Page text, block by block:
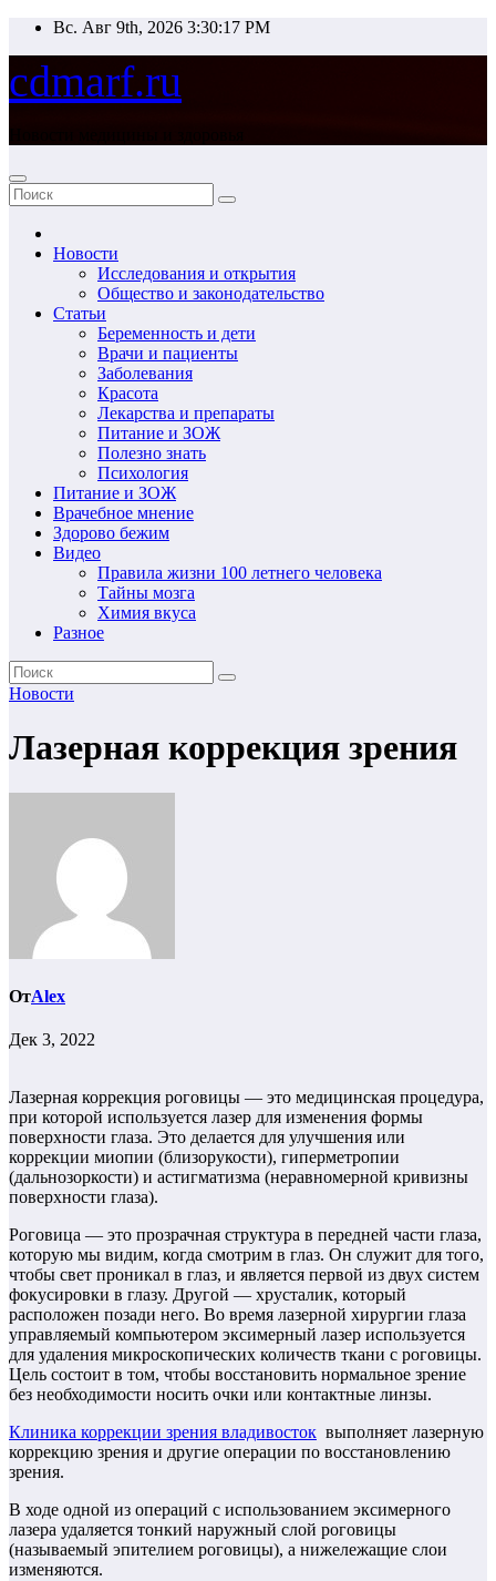
Перейти
содержимому
Вс. Авг 9th, 2026 3:30:17 PM
cdmarf.ru
Новости
Исследования и открытия
Общество и законодательство
Статьи
Беременность и дети
Врачи и пациенты
Заболевания
Красота
Лекарства и препараты
Питание и ЗОЖ
Полезно знать
Психология
Питание и ЗОЖ
Врачебное мнение
Здорово бежим
Видео
Правила жизни 100 летнего человека
Тайны мозга
Химия вкуса
Разное
Новости
Лазерная коррекция зрения
ОтAlex
Дек 3, 2022
Лазерная коррекция роговицы — это медицинская процедура,
при которой используется лазер для изменения формы
поверхности глаза. Это делается для улучшения или
коррекции миопии (близорукости), гиперметропии
(дальнозоркости) и астигматизма (неравномерной кривизны
поверхности глаза).
Роговица — это прозрачная структура в передней части глаза,
которую мы видим, когда смотрим в глаз. Он служит для того,
чтобы свет проникал в глаз, и является первой из двух систем
фокусировки в глазу. Другой — хрусталик, который
расположен позади него. Во время лазерной хирургии глаза
управляемый компьютером эксимерный лазер используется
для удаления микроскопических количеств ткани с роговицы.
Цель состоит в том, чтобы восстановить нормальное зрение
без необходимости носить очки или контактные линзы.
Клиника коррекции зрения владивосток выполняет лазерную
коррекцию зрения и другие операции по восстановлению
зрения.
В ходе одной из операций с использованием эксимерного
лазера удаляется тонкий наружный слой роговицы
(называемый эпителием роговицы), а нижележащие слои
изменяются.